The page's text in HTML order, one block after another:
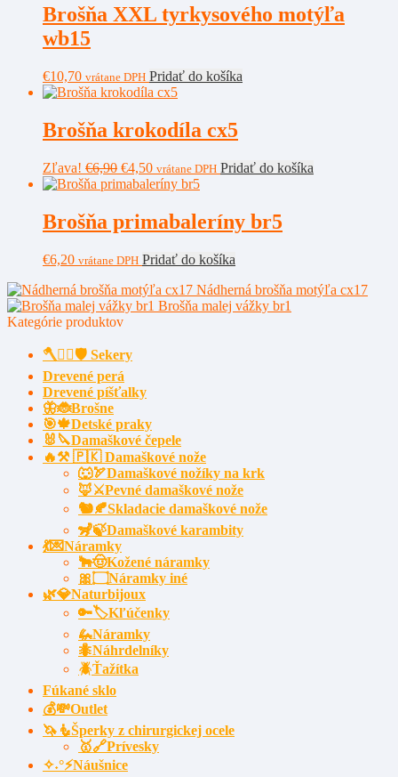
Brošňa XXL tyrkysového motýľa
wb15
€10,70 vrátane DPH Pridať do košíka
Brošňa krokodíla cx5
Zľava! €6,90 Pôvodná
cena
€6,90.
€4,50Aktuálna
cena
€4,50.
vrátane DPH Pridať do košíka
Brošňa primabaleríny br5
€6,20 vrátane DPH Pridať do košíka
Nádherná brošňa motýľa cx17
Brošňa malej vážky br1
Kategórie produktov
🪓🧔‍♂️🛡️ Sekery
Drevené perá
Drevené píšťalky
🦋🐞Brošne
🎯🍁Detské praky
🐰🔪Damaškové čepele
🔥⚒️ 🇵🇰 Damaškové nože
🐺🏹Damaškové nožíky na krk
🦊⚔️Pevné damaškové nože
🐿️🍂Skladacie damaškové nože
🦨🍃Damaškové karambity
💃💌Náramky
🐂🤠Kožené náramky
🎀۝Náramky iné
🌿💎Naturbijoux
🔑🏷️Kľúčenky
🦗Náramky
🐜Náhrdelníky
🪲Ťažítka
Fúkané sklo
💰💸Outlet
🦄🧜Šperky z chirurgickej ocele
🥇🔗Prívesky
✧˖°⚡Náušnice